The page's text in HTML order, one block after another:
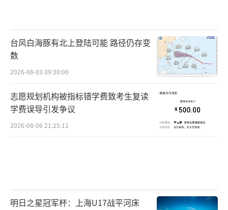
台风白海豚有北上登陆可能 路径仍存变
数
2026-08-03 09:30:00
志愿规划机构被指标错学费致考生复读
学费误导引发争议
2026-08-06 21:25:11
明日之星冠军杯：上海U17战平河床